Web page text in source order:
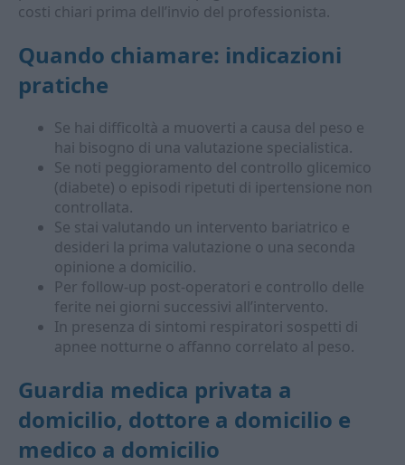
costi chiari prima dell’invio del professionista.
Quando chiamare: indicazioni
pratiche
Se hai difficoltà a muoverti a causa del peso e
hai bisogno di una valutazione specialistica.
Se noti peggioramento del controllo glicemico
(diabete) o episodi ripetuti di ipertensione non
controllata.
Se stai valutando un intervento bariatrico e
desideri la prima valutazione o una seconda
opinione a domicilio.
Per follow-up post-operatori e controllo delle
ferite nei giorni successivi all’intervento.
In presenza di sintomi respiratori sospetti di
apnee notturne o affanno correlato al peso.
Guardia medica privata a
domicilio, dottore a domicilio e
medico a domicilio